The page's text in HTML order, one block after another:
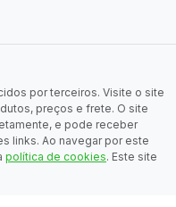
por terceiros. Visite o site
preços e frete. O site
e pode receber
links. Ao navegar por este
política de cookies. Este site